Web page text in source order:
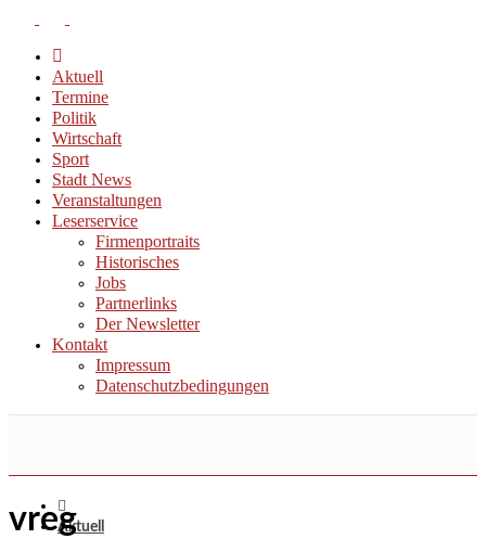
Aktuell
Termine
Politik
Wirtschaft
Sport
Stadt News
Veranstaltungen
Leserservice
Firmenportraits
Historisches
Jobs
Partnerlinks
Der Newsletter
Kontakt
Impressum
Datenschutzbedingungen
Aktuell
vreg